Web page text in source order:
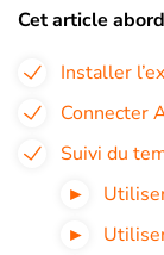
Cet article
Installer
Connecter
Suivi du